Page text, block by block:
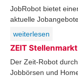
JobRobot bietet
aktuelle
weiterlesen
ZEIT Stellenmarkt
Der Zeit-Robot
Jobbörsen und